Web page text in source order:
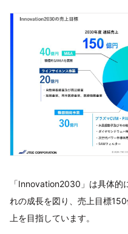
「Innovation2030」は具体的
れの成長を図り、売上目標
上を目指しています。